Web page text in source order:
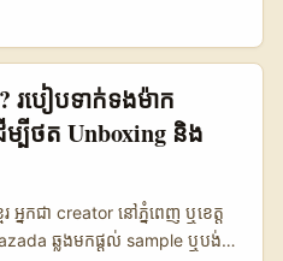
កាលពី 2026), ឱកាសសម្រាប់
smart នៅពេលនេះគឺ
ទីផ្សារ​បង្ហាញថា brands ផ្ទេរប្រាក់
និង Revo Labs) — រាល់
មិនមែនគ្រាន់តែ clicks ទេ។ អត្ថ
ប់ការធ្វើដំណើរការទំនាក់ទំនង
ោមនេះខ្ញុំបង្ហាញយុទ្ធសាស្ត្រអភិវឌ្ឍន៍
ណ៍រូបមន្ត (engagement) និងជួយ
? របៀបទាក់ទងម៉ាក​
បីថត Unboxing និង
អ្នកជា creator នៅភ្នំពេញ ឬខេត្ត
ឆ្លងមកផ្តល់ sample ឬបង់